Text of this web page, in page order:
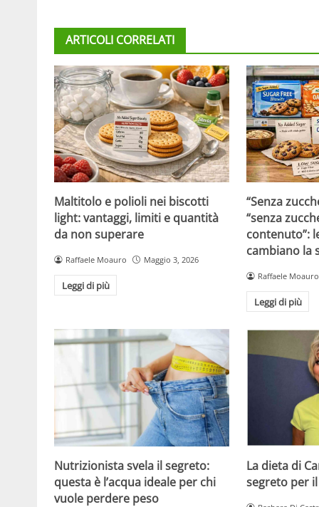
ARTICOLI CORRELATI
Maltitolo e polioli nei biscotti
light: vantaggi, limiti e quantità
da non superare
Raffaele Moauro Maggio 3, 2026
Leggi di più
“Senza
“senza
contenuto”:
cambiano la
Raffaele Moauro
Leggi di più
Nutrizionista svela il segreto:
questa è l’acqua ideale per chi
vuole perdere peso
La dieta di
segreto per